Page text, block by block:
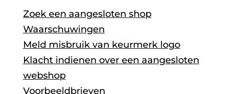
Zoek een aangesloten shop
Waarschuwingen
Meld misbruik van keurmerk logo
Klacht indienen over een aangesloten
webshop
Voorbeeldbrieven